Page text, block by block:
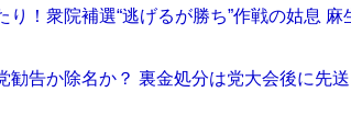
り！衆院補選“逃げるが勝ち”作戦の姑息
勧告か除名か？ 裏金処分は党大会後に先